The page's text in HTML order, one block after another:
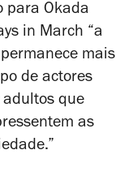
para Okada
in March “a
mais
de actores
adultos que
as